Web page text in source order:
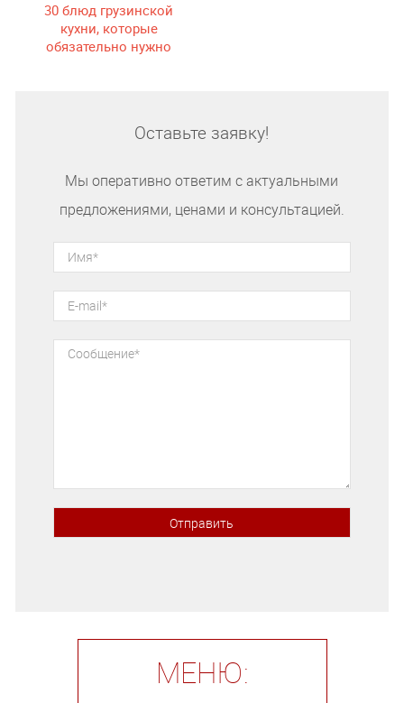
30 блюд грузинской
кухни, которые
обязательно нужно
Оставьте заявку!
Мы оперативно ответим с актуальными
предложениями, ценами и консультацией.
МЕНЮ: